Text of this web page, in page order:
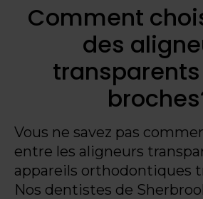
Comment
des
Vous ne savez pas
entre les aligneurs
appareils orthodontiques
Nos dentistes de